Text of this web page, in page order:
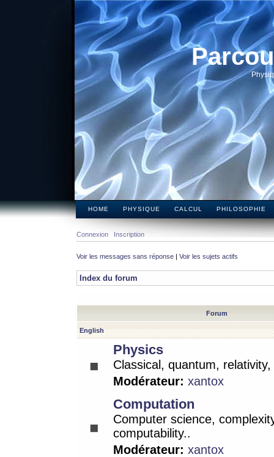
HOME PHYSIQUE CALCUL PHILOSOPHIE
Connexion Inscription
Voir les messages sans réponse | Voir les sujets actifs
Index du forum
Forum
English
Physics
Classical, quantum,
Modérateur: xantox
Computation
Computer science,
computability..
Modérateur: xantox